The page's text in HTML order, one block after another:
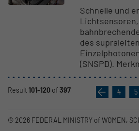
Schnelle und
des
(SNSPD).
Result101-120 of397 « 4 5
© 2026 FEDERAL MINISTRY of WOMEN,